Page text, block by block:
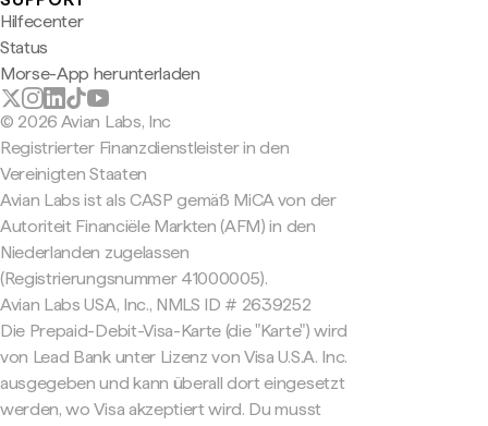
Hilfecenter
Status
Morse-App herunterladen
© 2026 Avian Labs, Inc
Registrierter Finanzdienstleister in den
Vereinigten Staaten
Avian Labs ist als CASP gemäß MiCA von der
Autoriteit Financiële Markten (AFM) in den
Niederlanden zugelassen
(Registrierungsnummer 41000005).
Avian Labs USA, Inc., NMLS ID # 2639252
Die Prepaid-Debit-Visa-Karte (die "Karte") wird
von Lead Bank unter Lizenz von Visa U.S.A. Inc.
ausgegeben und kann überall dort eingesetzt
werden, wo Visa akzeptiert wird. Du musst